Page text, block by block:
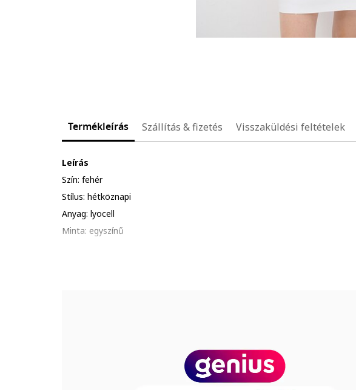
Termékleírás Szállítás & fizetés Visszaküldési feltételek
Leírás
Szín: fehér
Stílus: hétköznapi
Anyag: lyocell
Minta: egyszínű
Külső anyag: 98% lyocell, 2% elasztan